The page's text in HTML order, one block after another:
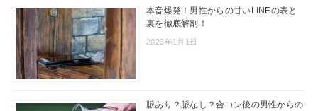
本音爆発！男性からの甘いLINEの表と
裏を徹底解剖！
2023年1月1日
脈あり？脈なし？合コン後の男性からの